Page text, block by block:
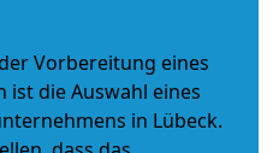
Vorbereitung eines
ist die Auswahl eines
in Lübeck.